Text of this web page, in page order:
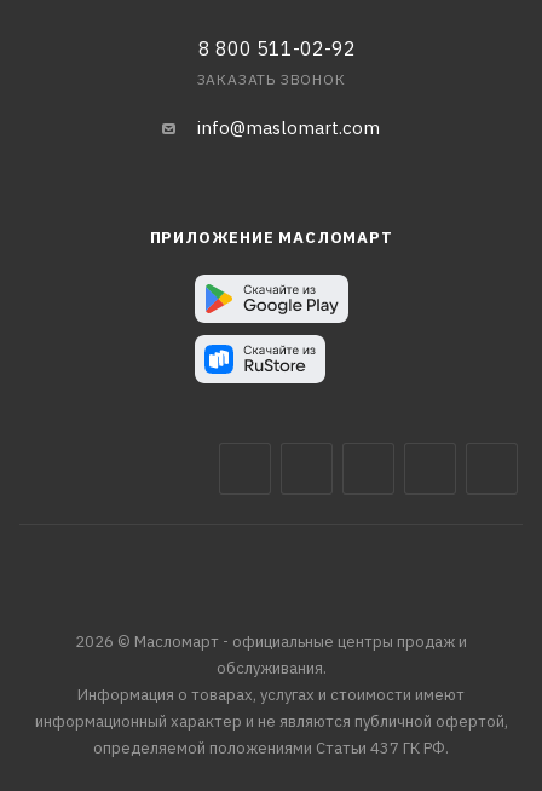
8 800 511-02-92
ЗАКАЗАТЬ ЗВОНОК
info@maslomart.com
ПРИЛОЖЕНИЕ МАСЛОМАРТ
2026 © Масломарт - официальные центры продаж и
обслуживания.
Информация о товарах, услугах и стоимости имеют
информационный характер и не являются публичной офертой,
определяемой положениями Статьи 437 ГК РФ.